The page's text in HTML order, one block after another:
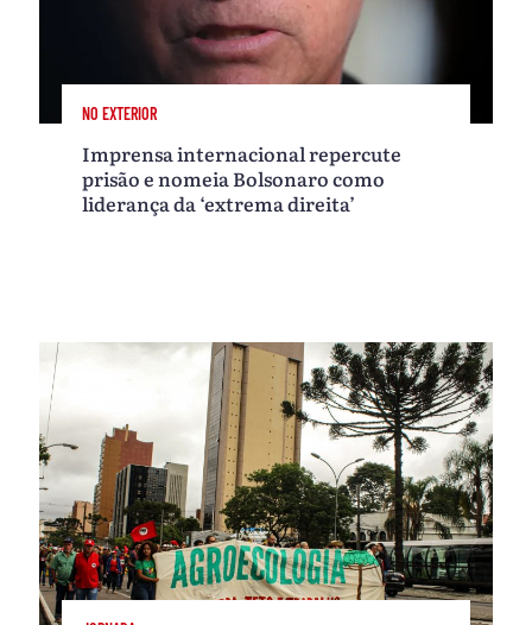
NO EXTERIOR
Imprensa internacional repercute
prisão e nomeia Bolsonaro como
liderança da ‘extrema direita’